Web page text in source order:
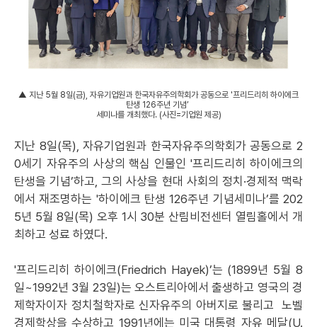
▲ 지난 5월 8일(금), 자유기업원과 한국자유주의학회가 공동으로 '프리드리히 하이에크
탄생 126주년 기념’
세미나를 개최했다. (사진=기업원 제공)
지난 8일(목), 자유기업원과 한국자유주의학회가 공동으로 2
0세기 자유주의 사상의 핵심 인물인 '프리드리히 하이에크의
탄생을 기념’하고, 그의 사상을 현대 사회의 정치·경제적 맥락
에서 재조명하는 '하이에크 탄생 126주년 기념세미나’를 202
5년 5월 8일(목) 오후 1시 30분 산림비전센터 열림홀에서 개
최하고 성료 하였다.
'프리드리히 하이에크(Friedrich Hayek)’는 (1899년 5월 8
일~1992년 3월 23일)는 오스트리아에서 출생하고 영국의 경
제학자이자 정치철학자로 신자유주의 아버지로 불리고 노벨
경제학상을 수상하고 1991년에는 미국 대통령 자유 메달(U.